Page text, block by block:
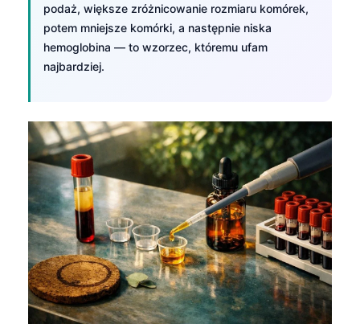
podaż, większe zróżnicowanie rozmiaru komórek,
potem mniejsze komórki, a następnie niska
hemoglobina — to wzorzec, któremu ufam
najbardziej.